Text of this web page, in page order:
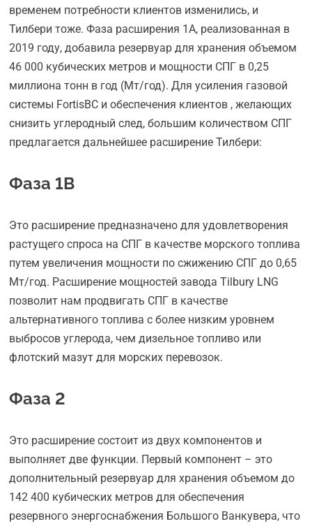
временем потребности клиентов изменились, и
Тилбери тоже. Фаза расширения 1А, реализованная в
2019 году, добавила резервуар для хранения объемом
46 000 кубических метров и мощности СПГ в 0,25
миллиона тонн в год (Мт/год). Для усиления газовой
системы FortisBC и обеспечения клиентов , желающих
снизить углеродный след, большим количеством СПГ
предлагается дальнейшее расширение Тилбери:
Фаза 1B
Это расширение предназначено для удовлетворения
растущего спроса на СПГ в качестве морского топлива
путем увеличения мощности по сжижению СПГ до 0,65
Мт/год. Расширение мощностей завода Tilbury LNG
позволит нам продвигать СПГ в качестве
альтернативного топлива с более низким уровнем
выбросов углерода, чем дизельное топливо или
флотский мазут для морских перевозок.
Фаза 2
Это расширение состоит из двух компонентов и
выполняет две функции. Первый компонент – это
дополнительный резервуар для хранения объемом до
142 400 кубических метров для обеспечения
резервного энергоснабжения Большого Ванкувера, что